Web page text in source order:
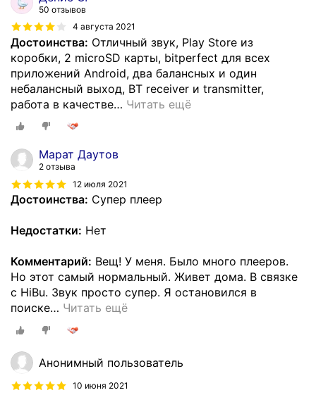
50 отзывов
4 августа 2021
Достоинства: Отличный звук, Play Store из
коробки, 2 microSD карты, bitperfect для всех
приложений Android, два балансных и один
небалансный выход, BT receiver и transmitter,
работа в качестве… Читать ещё
Марат Даутов
2 отзыва
12 июля 2021
Достоинства: Супер плеер
Недостатки: Нет
Комментарий: Вещ! У меня. Было много плееров.
Но этот самый нормальный. Живет дома. В связке
с HiBu. Звук просто супер. Я остановился в
поиске… Читать ещё
Анонимный пользователь
10 июня 2021